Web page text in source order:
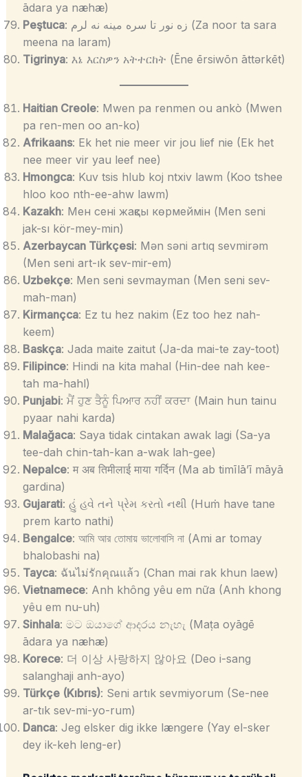
ādara ya næhæ)
Peştuca: زه نور تا سره مينه نه لرم (Za noor ta sara
meena na laram)
Tigrinya: እኔ እርስዎን አትተርከት (Ēne ērsiwōn āttərkēt)
Haitian Creole: Mwen pa renmen ou ankò (Mwen
pa ren-men oo an-ko)
Afrikaans: Ek het nie meer vir jou lief nie (Ek het
nee meer vir yau leef nee)
Hmongca: Kuv tsis hlub koj ntxiv lawm (Koo tshee
hloo koo nth-ee-ahw lawm)
Kazakh: Мен сені жақсы көрмеймін (Men seni
jak-sı kör-mey-min)
Azerbaycan Türkçesi: Mən səni artıq sevmirəm
(Men seni art-ık sev-mir-em)
Uzbekçe: Men seni sevmayman (Men seni sev-
mah-man)
Kirmançca: Ez tu hez nakim (Ez too hez nah-
keem)
Baskça: Jada maite zaitut (Ja-da mai-te zay-toot)
Filipince: Hindi na kita mahal (Hin-dee nah kee-
tah ma-hahl)
Punjabi: ਮੈਂ ਹੁਣ ਤੈਨੂੰ ਪਿਆਰ ਨਹੀਂ ਕਰਦਾ (Main hun tainu
pyaar nahi karda)
Malağaca: Saya tidak cintakan awak lagi (Sa-ya
tee-dah chin-tah-kan a-wak lah-gee)
Nepalce: म अब तिमीलाई माया गर्दिन (Ma ab timīlā’ī māyā
gardina)
Gujarati: હું હવે તને પ્રેમ કરતો નથી (Huṁ have tane
prem karto nathi)
Bengalce: আমি আর তোমায় ভালোবাসি না (Ami ar tomay
bhalobashi na)
Tayca: ฉันไม่รักคุณแล้ว (Chan mai rak khun laew)
Vietnamece: Anh không yêu em nữa (Anh khong
yêu em nu-uh)
Sinhala: මට ඔයාගේ ආදරය නැහැ (Maṭa oyāgē
ādara ya næhæ)
Korece: 더 이상 사랑하지 않아요 (Deo i-sang
salanghaji anh-ayo)
Türkçe (Kıbrıs): Seni artık sevmiyorum (Se-nee
ar-tık sev-mi-yo-rum)
Danca: Jeg elsker dig ikke længere (Yay el-sker
dey ik-keh leng-er)